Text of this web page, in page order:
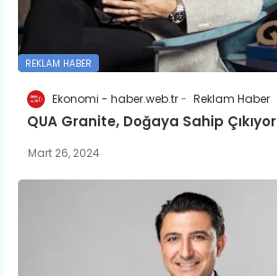
REKLAM HABER
Ekonomi - haber.web.tr Reklam Haber
QUA Granite, Doğaya Sahip Çıkıyor
Mart 26, 2024